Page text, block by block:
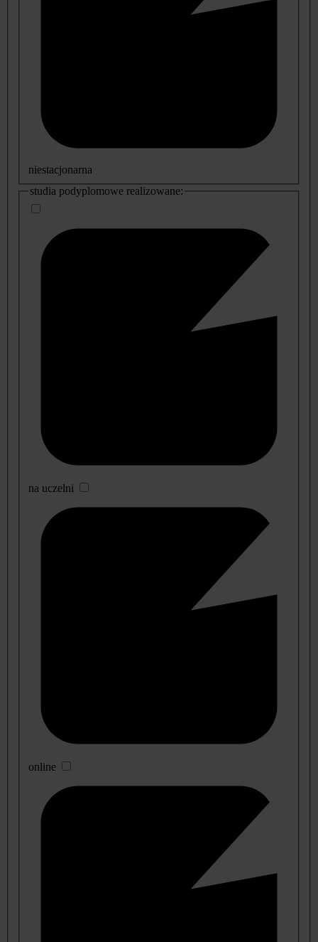
niestacjonarna
studia podyplomowe realizowane:
na uczelni
online